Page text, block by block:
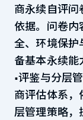
商永续自评
依据。问卷
全、环境保护
备基本永续能
•评鉴与分层
商评估体系
层管理策略，